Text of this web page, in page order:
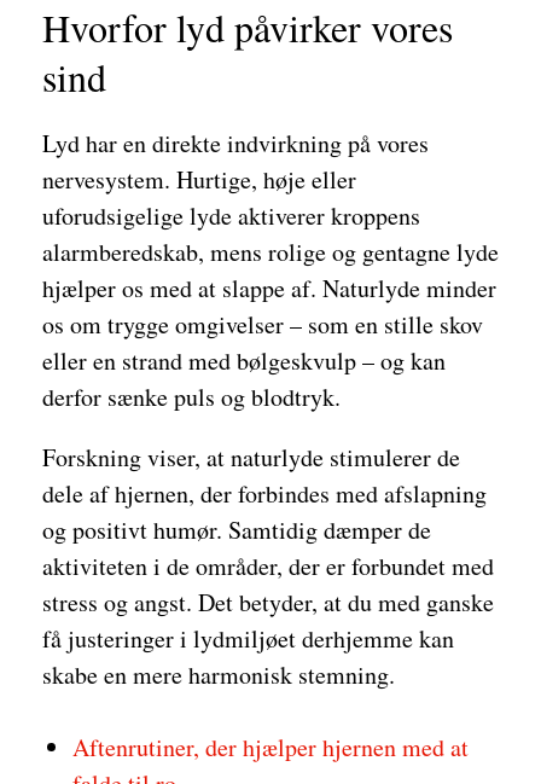
Hvorfor lyd påvirker vores
sind
Lyd har en direkte indvirkning på vores
nervesystem. Hurtige, høje eller
uforudsigelige lyde aktiverer kroppens
alarmberedskab, mens rolige og gentagne lyde
hjælper os med at slappe af. Naturlyde minder
os om trygge omgivelser – som en stille skov
eller en strand med bølgeskvulp – og kan
derfor sænke puls og blodtryk.
Forskning viser, at naturlyde stimulerer de
dele af hjernen, der forbindes med afslapning
og positivt humør. Samtidig dæmper de
aktiviteten i de områder, der er forbundet med
stress og angst. Det betyder, at du med ganske
få justeringer i lydmiljøet derhjemme kan
skabe en mere harmonisk stemning.
Aftenrutiner, der hjælper hjernen med at